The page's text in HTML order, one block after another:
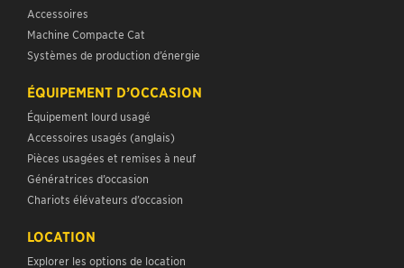
Accessoires
Machine Compacte Cat
Systèmes de production d’énergie
ÉQUIPEMENT D’OCCASION
Équipement lourd usagé
Accessoires usagés (anglais)
Pièces usagées et remises à neuf
Génératrices d’occasion
Chariots élévateurs d’occasion
LOCATION
Explorer les options de location